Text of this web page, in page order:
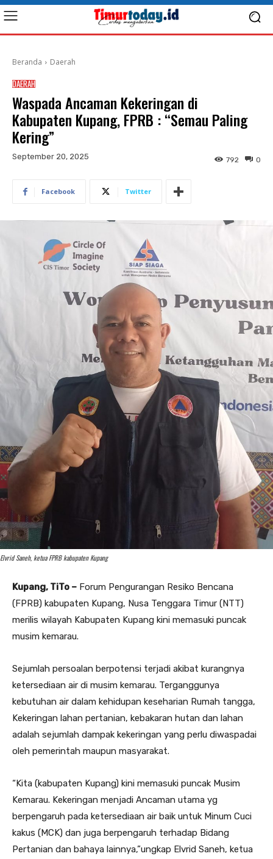
Beranda Daerah
DAERAH
Waspada Ancaman Kekeringan di
Kabupaten Kupang, FPRB : “Semau Paling
Kering”
September 20, 2025 0
792
Facebook Twitter
Elvrid Saneh, ketua FPRB kabupaten Kupang
Kupang, TiTo – Forum Pengurangan Resiko Bencana
(FPRB) kabupaten Kupang, Nusa Tenggara Timur (NTT)
merilis wilayah Kabupaten Kupang kini memasuki puncak
musim kemarau.
Sejumlah persoalan berpotensi terjadi akibat kurangnya
ketersediaan air di musim kemarau. Terganggunya
kebutuhan air dalam kehidupan keseharian Rumah tangga,
Kekeringan lahan pertanian, kebakaran hutan dan lahan
adalah sejumlah dampak kekeringan yang perlu diwaspadai
oleh pemerintah maupun masyarakat.
“Kita (kabupaten Kupang) kini memasuki puncak Musim
Kemarau. Kekeringan menjadi Ancaman utama yg
berpengaruh pada ketersediaan air baik untuk Minum Cuci
kakus (MCK) dan juga berpengaruh terhadap Bidang
Pertanian dan bahaya lainnya,”ungkap Elvrid Saneh, ketua